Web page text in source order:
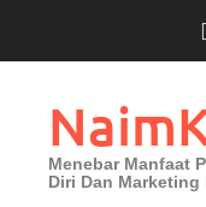
Menebar Manfaat
Diri Dan Marketing